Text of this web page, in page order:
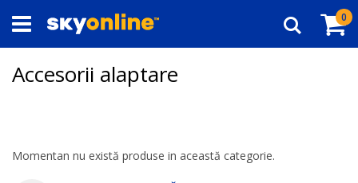
la
Conținut
0
Căutare
Accesorii alaptare
Momentan nu există produse in această categorie.